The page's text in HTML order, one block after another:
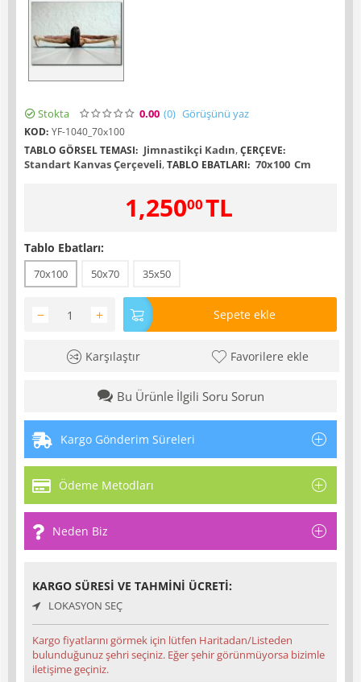
Stokta 0.00 (0) Görüşünü yaz
KOD: YF-1040_70x100
TABLO GÖRSEL TEMASI: Jimnastikçi Kadın,ÇERÇEVE:
Standart Kanvas Çerçeveli,TABLO EBATLARI: 70x100 Cm
1,25000TL
Tablo Ebatları:
70x100 50x70 35x50
+
− Sepete ekle
Karşılaştır Favorilere ekle
Bu Ürünle İlgili Soru Sorun
Kargo Gönderim Süreleri
Ödeme Metodları
Neden Biz
KARGO SÜRESI VE TAHMINI ÜCRETI:
LOKASYON SEÇ
Kargo fiyatlarını görmek için lütfen Haritadan/Listeden
bulunduğunuz şehri seçiniz. Eğer şehir görünmüyorsa bizimle
iletişime geçiniz.